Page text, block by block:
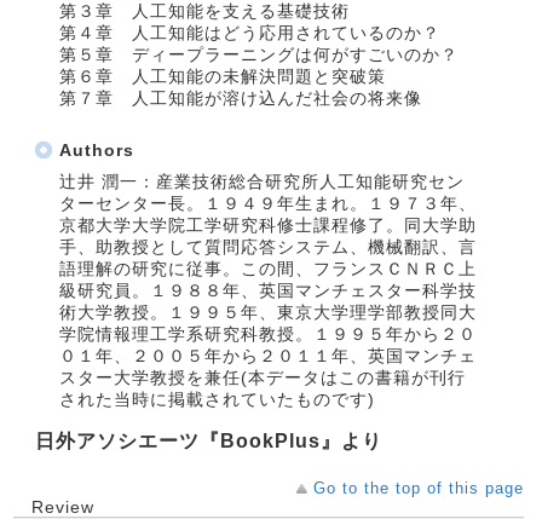
第３章 人工知能を支える基礎技術
第４章 人工知能はどう応用されているのか？
第５章 ディープラーニングは何がすごいのか？
第６章 人工知能の未解決問題と突破策
第７章 人工知能が溶け込んだ社会の将来像
Authors
辻井 潤一：産業技術総合研究所人工知能研究セン
ターセンター長。１９４９年生まれ。１９７３年、
京都大学大学院工学研究科修士課程修了。同大学助
手、助教授として質問応答システム、機械翻訳、言
語理解の研究に従事。この間、フランスＣＮＲＣ上
級研究員。１９８８年、英国マンチェスター科学技
術大学教授。１９９５年、東京大学理学部教授同大
学院情報理工学系研究科教授。１９９５年から２０
０１年、２００５年から２０１１年、英国マンチェ
スター大学教授を兼任(本データはこの書籍が刊行
された当時に掲載されていたものです)
日外アソシエーツ『BookPlus』より
Go to the top of this page
Review